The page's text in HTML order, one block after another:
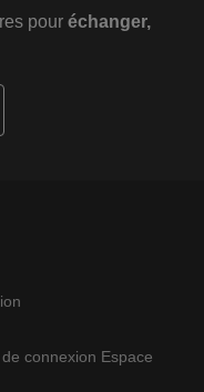
pour échanger,
connexion Espace